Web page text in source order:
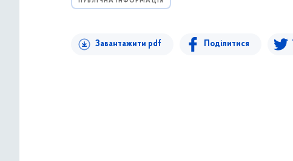
Завантажити pdf Поділитися